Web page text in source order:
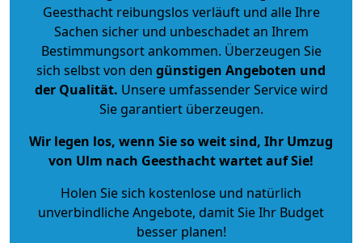
Geesthacht reibungslos verläuft und alle Ihre
Sachen sicher und unbeschadet an Ihrem
Bestimmungsort ankommen. Überzeugen Sie
sich selbst von den günstigen Angeboten und
der Qualität. Unsere umfassender Service wird
Sie garantiert überzeugen.
Wir legen los, wenn Sie so weit sind, Ihr Umzug
von Ulm nach Geesthacht wartet auf Sie!
Holen Sie sich kostenlose und natürlich
unverbindliche Angebote, damit Sie Ihr Budget
besser planen!